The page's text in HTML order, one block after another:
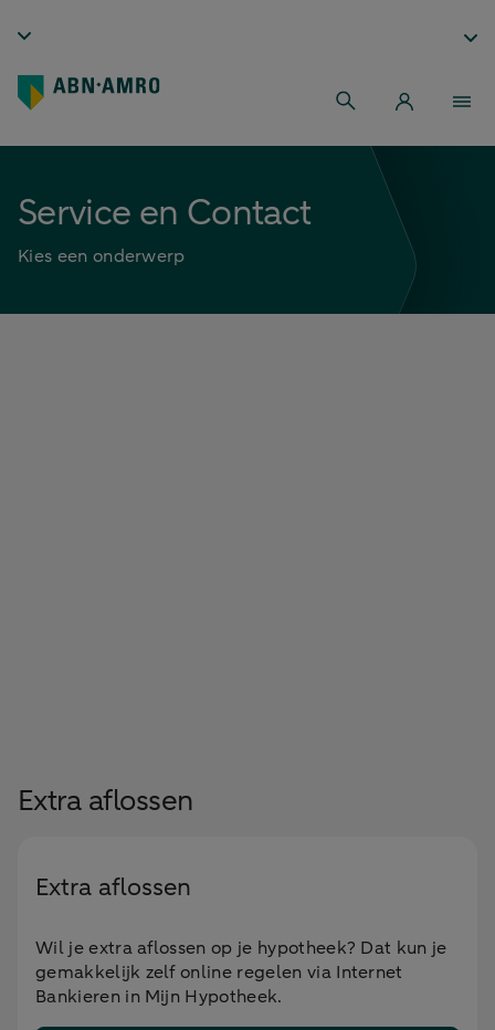
Service en Contact
Kies een onderwerp
Extra aflossen
Extra aflossen
Wil je extra aflossen op je hypotheek? Dat kun je
gemakkelijk zelf online regelen via Internet
Bankieren in Mijn Hypotheek.